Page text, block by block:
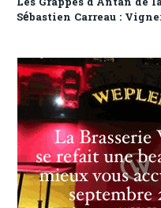
Sébastien Carreau :